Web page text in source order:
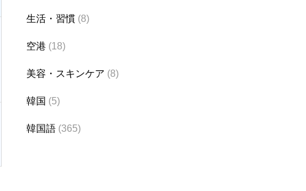
生活・習慣 (8)
空港 (18)
美容・スキンケア (8)
韓国 (5)
韓国語 (365)